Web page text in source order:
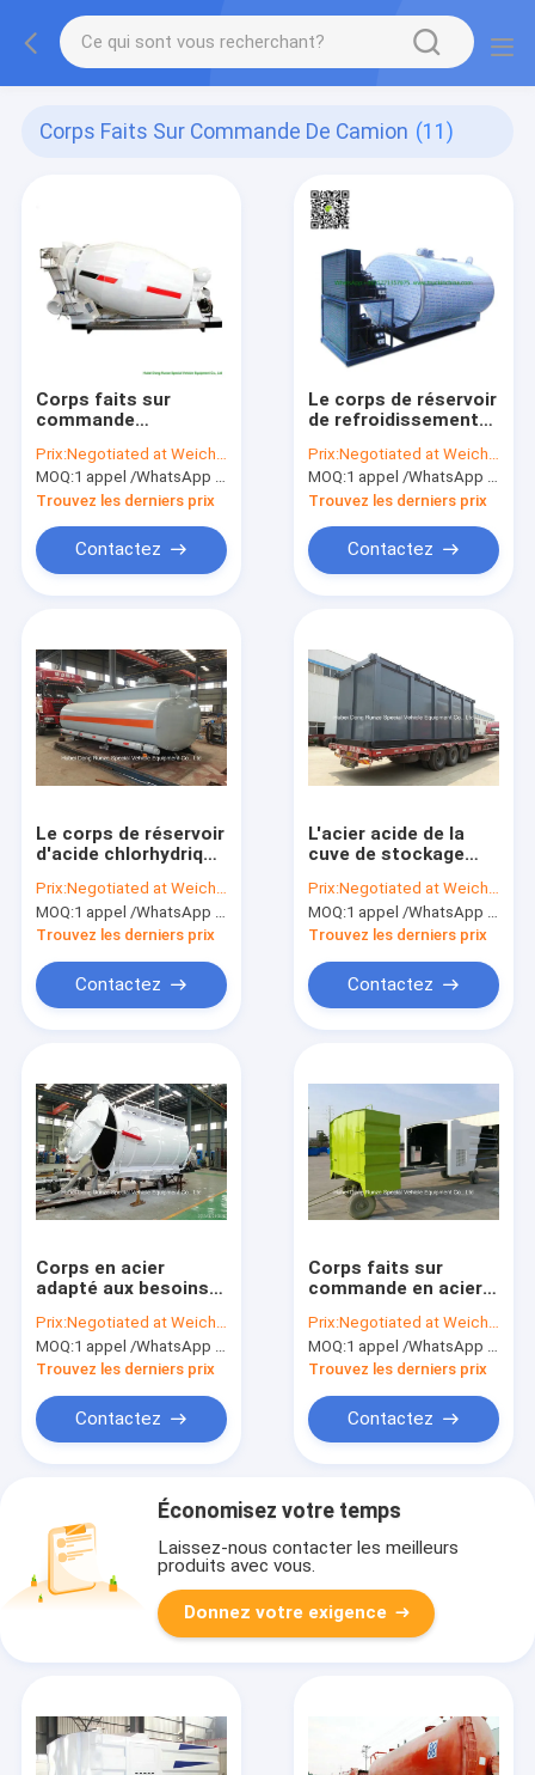
Corps Faits Sur Commande De Camion (11)
Corps faits sur
commande
camion - corps de
camion du mélangeur
8m3 concret avec la
pompe de mélange
de l'Italie
Prix:Negotiated at Weichat:King253725877
MOQ:1 appel /WhatsApp d'unité : +8615271357675
Trouvez les derniers prix
Contactez
Le corps de réservoir
de refroidissement
inoxydable pour le
camion troque
8CBM- 25CBM
Prix:Negotiated at Weichat:King253725877
MOQ:1 appel /WhatsApp d'unité : +8615271357675
Trouvez les derniers prix
Contactez
Le corps de réservoir
d'acide chlorhydrique
troque le PE rayé par
acier 16mm -18mm
8CBM- 25CBM
Prix:Negotiated at Weichat:King253725877
MOQ:1 appel /WhatsApp d'unité : +8615271357675
Trouvez les derniers prix
Contactez
L'acier acide de la
cuve de stockage
dérapage a rayé le PE
pour le stockage de
gisement de pétrole
Prix:Negotiated at Weichat:King253725877
MOQ:1 appel /WhatsApp d'unité : +8615271357675
Trouvez les derniers prix
Contactez
Corps en acier
adapté aux besoins
de vide de Cabon
pour le camion
d'eaux d'égout de
Prix:Negotiated at Weichat:King253725877
MOQ:1 appel /WhatsApp d'unité : +8615271357675
Trouvez les derniers prix
Contactez
Corps faits sur
commande en acier
le camion extérieur
de balayeuse de
route d'ISUZU
Prix:Negotiated at Weichat:King253725877
MOQ:1 appel /WhatsApp d'unité : +8615271357675
Trouvez les derniers prix
Contactez
Économisez votre temps
Laissez-nous contacter les meilleurs
produits avec vous.
Donnez votre exigence